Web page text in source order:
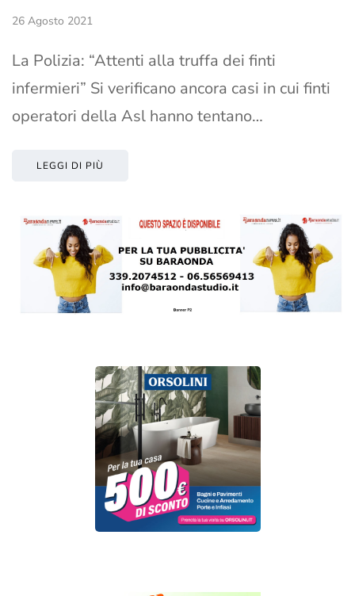
26 Agosto 2021
La Polizia: “Attenti alla truffa dei finti
infermieri” Si verificano ancora casi in cui finti
operatori della Asl hanno tentano…
LEGGI DI PIÙ